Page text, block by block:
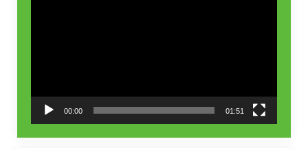
00:00 01:51